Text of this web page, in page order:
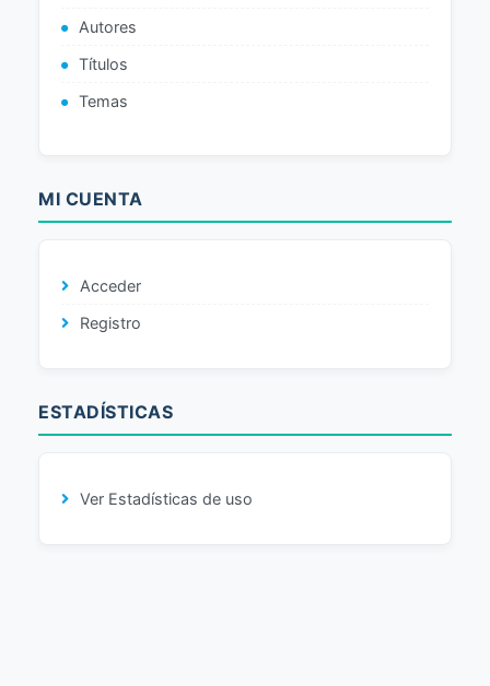
Autores
Títulos
Temas
MI CUENTA
Acceder
Registro
ESTADÍSTICAS
Ver Estadísticas de uso